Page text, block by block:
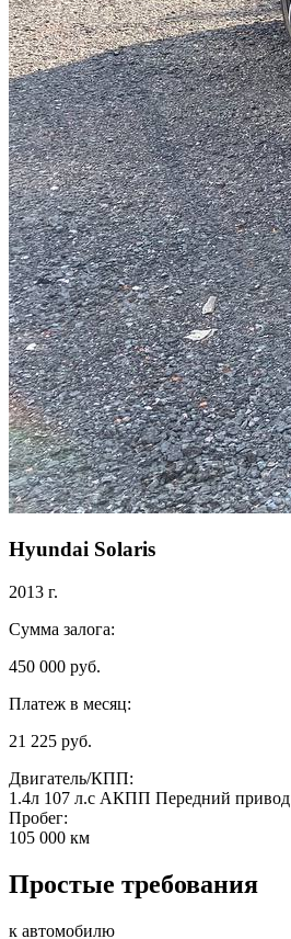
Hyundai Solaris
2013 г.
Сумма залога:
450 000 руб.
Платеж в месяц:
21 225 руб.
Двигатель/КПП:
1.4л 107 л.с АКПП Передний привод
Пробег:
105 000 км
Простые требования
к автомобилю